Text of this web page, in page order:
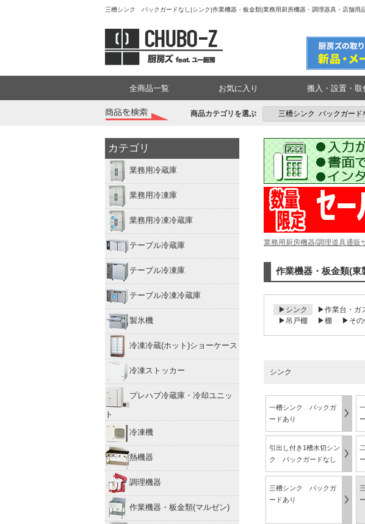
三槽シンク バックガードなし|シンク|作業機器・板金類|業務用厨房機器・調理器具・店舗用
全商品一覧 お気に入り 搬入・設置・取
商品カテゴリを選ぶ
カテゴリ
業務用冷蔵庫
業務用冷凍庫
業務用冷凍冷蔵庫
テーブル冷蔵庫
テーブル冷凍庫
テーブル冷凍冷蔵庫
製氷機
冷凍冷蔵(ホット)ショーケース
冷凍ストッカー
プレハブ冷蔵庫・冷却ユニッ
ト
冷凍機
熱機器
調理機器
作業機器・板金類(マルゼン)
業務用厨房機器/調理道具通販
作業機器・板金類(東
▶シンク ▶作業台・ガ
▶吊戸棚
▶棚 ▶その
シンク
一槽シンク バックガ
ードあり
引出し付き1槽水切シン
ク バックガードなし
三槽シンク バックガ
ードあり